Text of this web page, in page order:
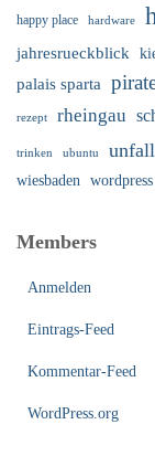
happy place hardware
jahresrueckblick
palais sparta
rezept rheingau
trinken ubuntu unfall
wiesbaden wordpress
Members
Anmelden
Eintrags-Feed
Kommentar-Feed
WordPress.org